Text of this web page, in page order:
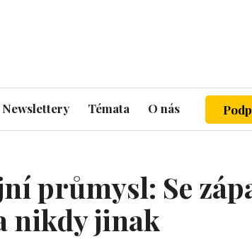
Newslettery Témata O nás
průmysl: Se
nikdy jinak